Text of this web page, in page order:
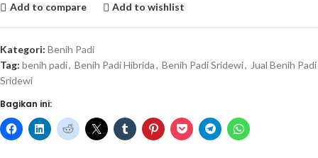
Add to compare Add to wishlist
Kategori: Benih Padi
Tag: benih padi, Benih Padi Hibrida, Benih Padi Sridewi, Jual Benih Padi
Sridewi
Bagikan ini: